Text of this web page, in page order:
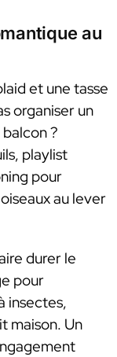
au
et une tasse
organiser un
?
playlist
pour
au lever
durer le
pour
insectes,
maison. Un